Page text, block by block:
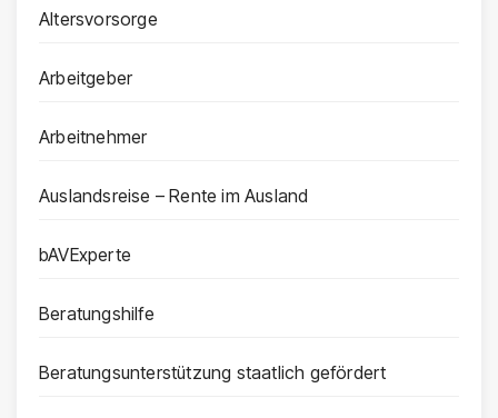
Altersvorsorge
Arbeitgeber
Arbeitnehmer
Auslandsreise – Rente im Ausland
bAVExperte
Beratungshilfe
Beratungsunterstützung staatlich gefördert